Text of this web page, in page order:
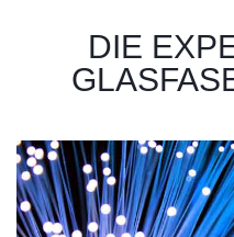
DIE